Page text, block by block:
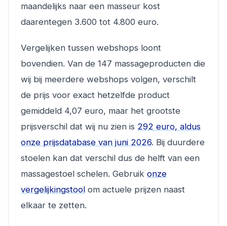
maandelijks naar een masseur kost
daarentegen 3.600 tot 4.800 euro.
Vergelijken tussen webshops loont
bovendien. Van de 147 massageproducten die
wij bij meerdere webshops volgen, verschilt
de prijs voor exact hetzelfde product
gemiddeld 4,07 euro, maar het grootste
prijsverschil dat wij nu zien is 292 euro, aldus
onze prijsdatabase van juni 2026. Bij duurdere
stoelen kan dat verschil dus de helft van een
massagestoel schelen. Gebruik onze
vergelijkingstool om actuele prijzen naast
elkaar te zetten.